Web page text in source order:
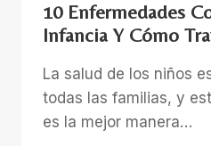
10 Enfermedades
Infancia Y Cómo
La salud de los niños
todas las familias, y
es la mejor manera…